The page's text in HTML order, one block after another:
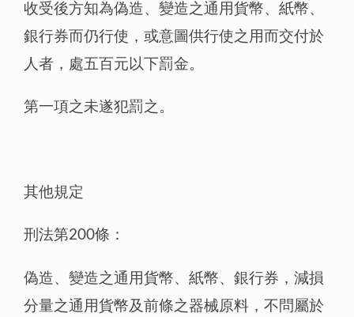
收受後方知為偽造、變造之通用貨幣、紙幣、
銀行券而仍行使，或意圖供行使之用而交付於
人者，處五百元以下罰金。
第一項之未遂犯罰之。
其他規定
刑法第200條：
偽造、變造之通用貨幣、紙幣、銀行券，減損
分量之通用貨幣及前條之器械原料，不問屬於